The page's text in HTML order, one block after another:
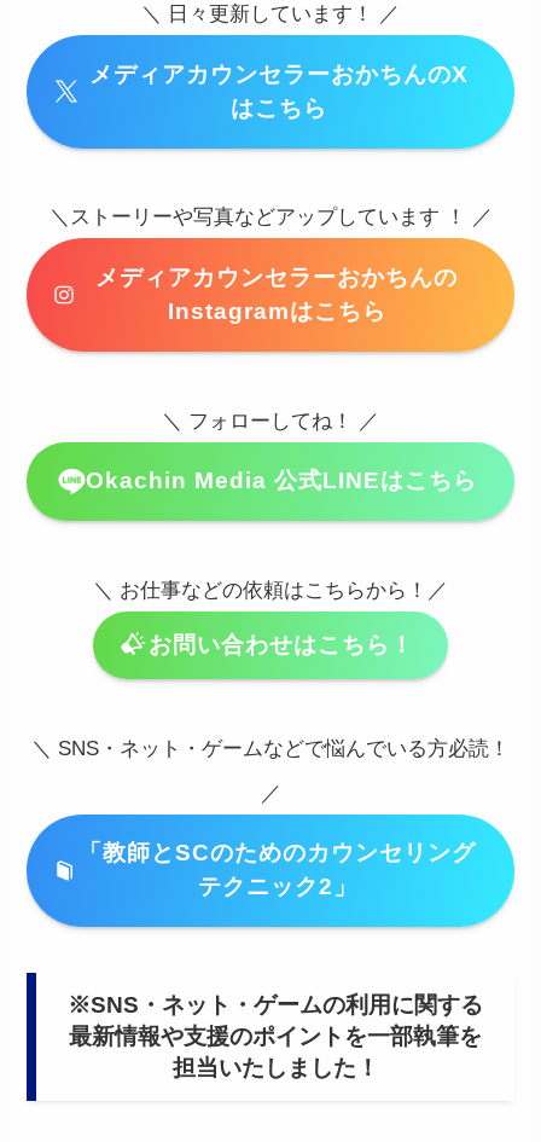
＼ 日々更新しています！ ／
メディアカウンセラーおかちんのX
はこちら
＼ストーリーや写真などアップしています ！ ／
メディアカウンセラーおかちんの
Instagramはこちら
＼ フォローしてね！ ／
Okachin Media 公式LINEはこちら
＼ お仕事などの依頼はこちらから！／
お問い合わせはこちら！
＼ SNS・ネット・ゲームなどで悩んでいる方必読！
／
「教師とSCのためのカウンセリング
テクニック2」
※SNS・ネット・ゲームの利用に関する
最新情報や支援のポイントを一部執筆を
担当いたしました！